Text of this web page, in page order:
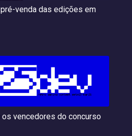
venda das edições em
os vencedores do concurso